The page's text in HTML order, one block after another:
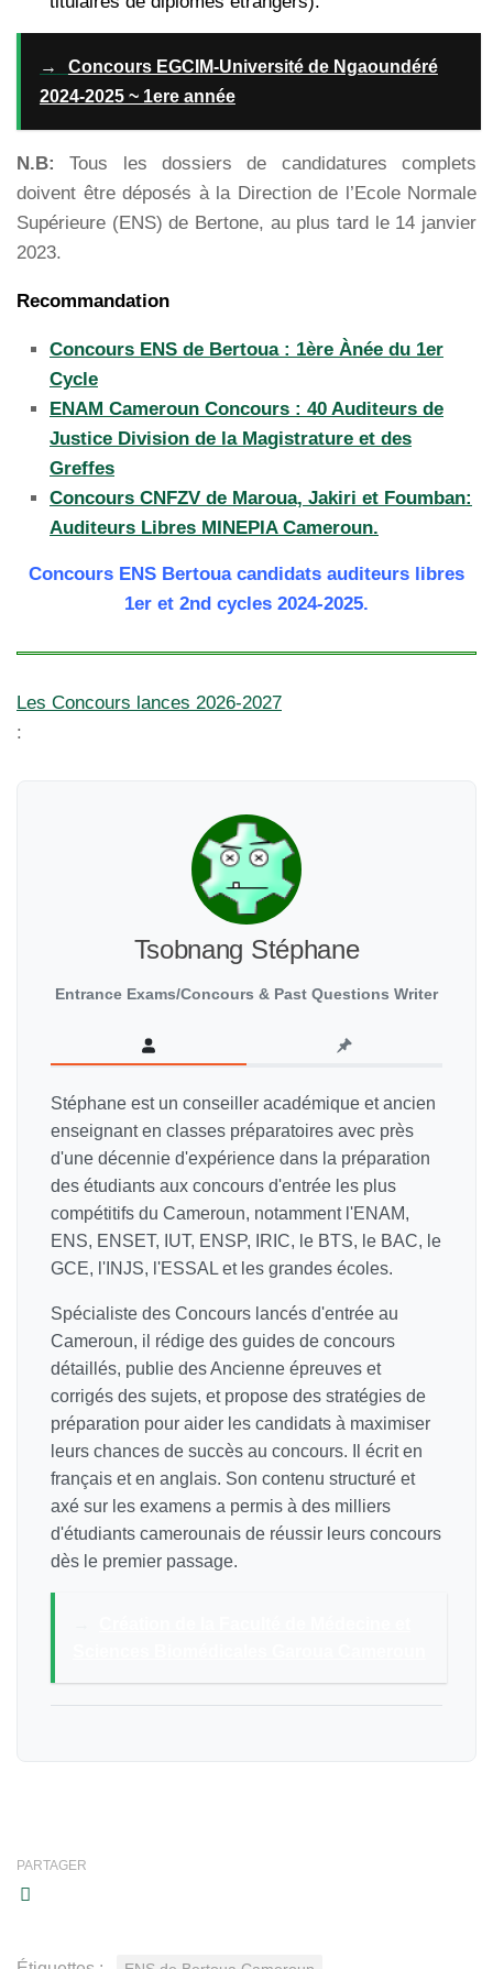
→
Concours EGCIM-Université de Ngaoundéré
2024-2025 ~ 1ere année
N.B:
Tous les dossiers de candidatures complets
doivent être déposés à la Direction de l’Ecole Normale
Supérieure (ENS) de Bertone, au plus tard le 14 janvier
2023.
Recommandation
Concours ENS de Bertoua : 1ère Ànée du 1er
Cycle
ENAM Cameroun Concours : 40 Auditeurs de
Justice Division de la Magistrature et des
Greffes
Concours CNFZV de Maroua, Jakiri et Foumban:
Auditeurs Libres MINEPIA Cameroun.
Concours ENS Bertoua candidats auditeurs libres
1er et 2nd cycles 2024-2025.
Les Concours lances 2026-2027
:
Tsobnang Stéphane
Entrance Exams/Concours & Past Questions Writer
Stéphane est un conseiller académique et ancien
enseignant en classes préparatoires avec près
d'une décennie d'expérience dans la préparation
des étudiants aux concours d'entrée les plus
compétitifs du Cameroun, notamment l'ENAM,
ENS, ENSET, IUT, ENSP, IRIC, le BTS, le BAC, le
GCE, l'INJS, l'ESSAL et les grandes écoles.
Spécialiste des Concours lancés d'entrée au
Cameroun, il rédige des guides de concours
détaillés, publie des Ancienne épreuves et
corrigés des sujets, et propose des stratégies de
préparation pour aider les candidats à maximiser
leurs chances de succès au concours. Il écrit en
français et en anglais. Son contenu structuré et
axé sur les examens a permis à des milliers
d'étudiants camerounais de réussir leurs concours
dès le premier passage.
PARTAGER